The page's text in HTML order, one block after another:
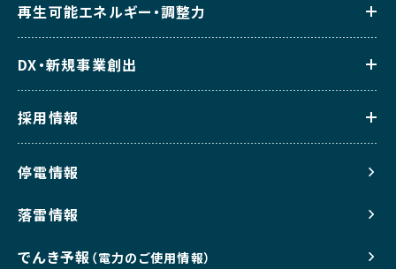
再生可能エネルギー・調整力
DX・新規事業創出
採用情報
停電情報
落雷情報
でんき予報 （電力のご使用情報）